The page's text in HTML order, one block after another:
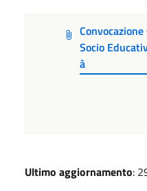
Socio
à
Ultimo aggiornamento: